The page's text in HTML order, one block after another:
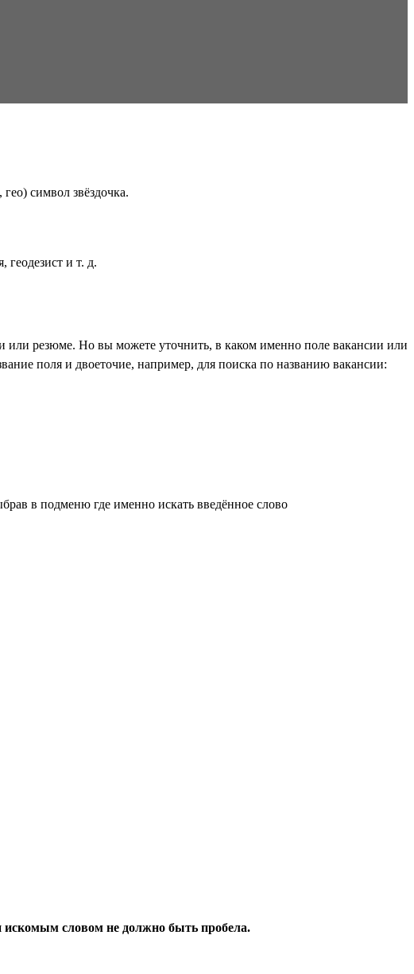
символ звёздочка.
геодезист и т. д.
резюме. Но вы можете уточнить, в каком именно поле вакансии или
поля и двоеточие, например, для поиска по названию вакансии:
в подменю где именно искать введённое слово
искомым словом не должно быть пробела.